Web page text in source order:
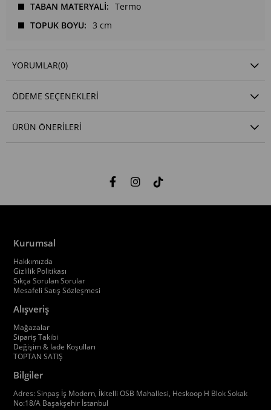
TABAN MATERYALİ
Termo
TOPUK BOYU
3 cm
YORUMLAR(0)
ÖDEME SEÇENEKLERI
ÜRÜN ÖNERILERI
Kurumsal
Hakkımızda
Gizlilik Politikası
Sıkça Sorulan Sorular
Mesafeli Satış Sözleşmesi
Alışveriş
Mağazalar
Sipariş Takibi
Değişim & İade Koşulları
TOPTAN SATIŞ
Bilgiler
Adres: Sinpaş İş Modern, İkitelli OSB Mahallesi, Heskoop H Blok Sokak
No:18/A Başakşehir İstanbul